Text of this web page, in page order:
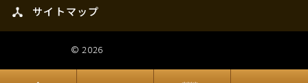
らいただいたメールアドレスが間違っている場合や、システ
ム障害等によりお返事できない場合がございます。 お問い合
わせ内容によっては、メールではなく電話等でお答えいたし
サイトマップ
© 2026